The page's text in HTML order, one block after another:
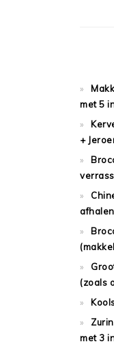
met 5
+
afhalen
(zoals
met 3